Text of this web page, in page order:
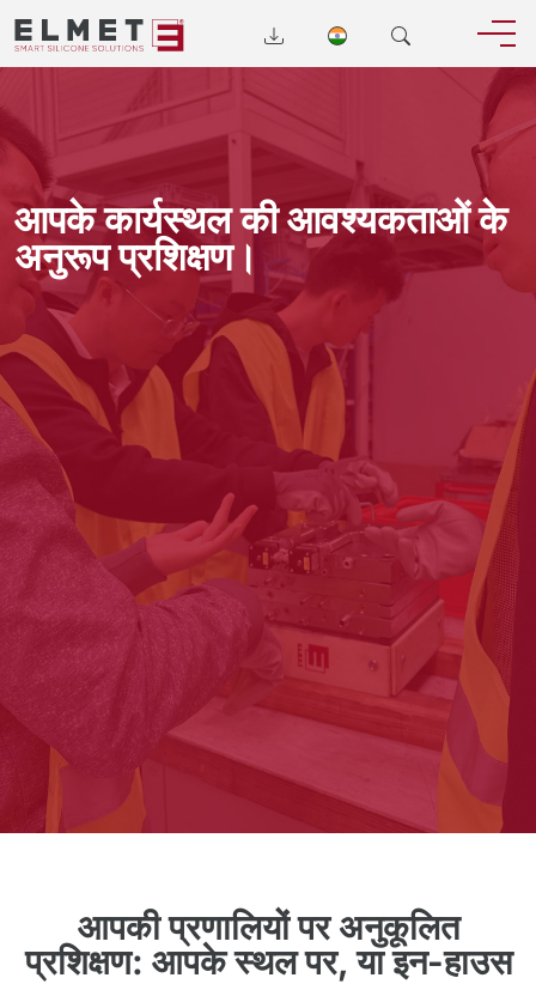
आपके कार्यस्थल की आवश्यकताओं के
अनुरूप प्रशिक्षण।
आपकी प्रणालियों पर अनुकूलित
प्रशिक्षण: आपके स्थल पर, या इन-हाउस